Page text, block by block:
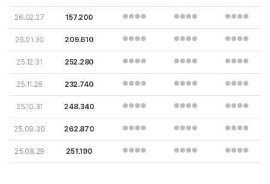
26.02.27 157.200
26.01.30 209.610
25.12.31 252.280
25.11.28 232.740
25.10.31 248.340
25.09.30 262.870
25.08.29 251.190